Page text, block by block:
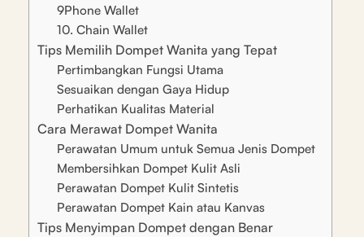
9Phone Wallet
10. Chain Wallet
Tips Memilih Dompet Wanita yang Tepat
Pertimbangkan Fungsi Utama
Sesuaikan dengan Gaya Hidup
Perhatikan Kualitas Material
Cara Merawat Dompet Wanita
Perawatan Umum untuk Semua Jenis Dompet
Membersihkan Dompet Kulit Asli
Perawatan Dompet Kulit Sintetis
Perawatan Dompet Kain atau Kanvas
Tips Menyimpan Dompet dengan Benar